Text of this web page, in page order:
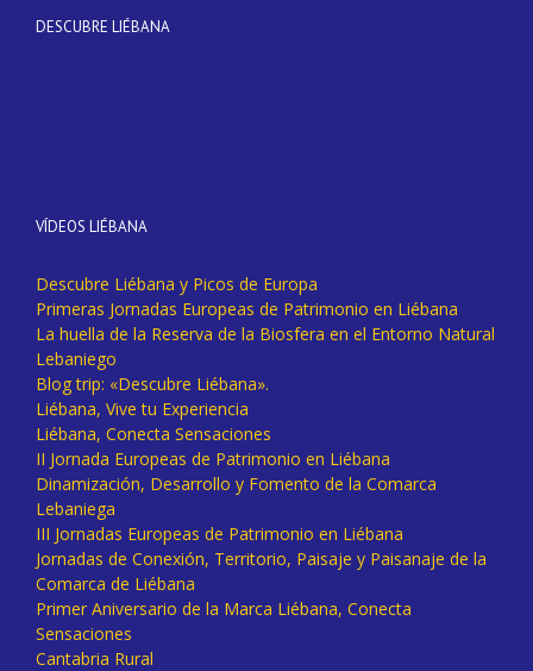
DESCUBRE LIÉBANA
VÍDEOS LIÉBANA
Descubre Liébana y Picos de Europa
Primeras Jornadas Europeas de Patrimonio en Liébana
La huella de la Reserva de la Biosfera en el Entorno Natural
Lebaniego
Blog trip: «Descubre Liébana».
Liébana, Vive tu Experiencia
Liébana, Conecta Sensaciones
II Jornada Europeas de Patrimonio en Liébana
Dinamización, Desarrollo y Fomento de la Comarca
Lebaniega
III Jornadas Europeas de Patrimonio en Liébana
Jornadas de Conexión, Territorio, Paisaje y Paisanaje de la
Comarca de Liébana
Primer Aniversario de la Marca Liébana, Conecta
Sensaciones
Cantabria Rural